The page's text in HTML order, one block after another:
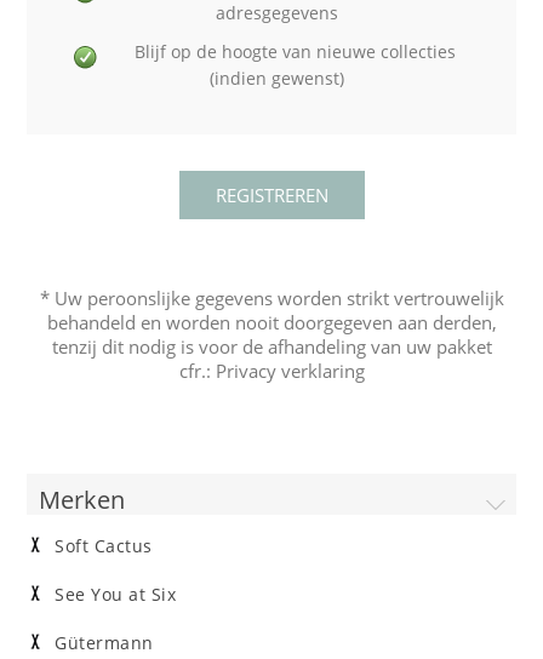
adresgegevens
Blijf op de hoogte van nieuwe collecties
(indien gewenst)
* Uw peroonslijke gegevens worden strikt vertrouwelijk
behandeld en worden nooit doorgegeven aan derden,
tenzij dit nodig is voor de afhandeling van uw pakket
cfr.: Privacy verklaring
Merken
Soft Cactus
See You at Six
Gütermann